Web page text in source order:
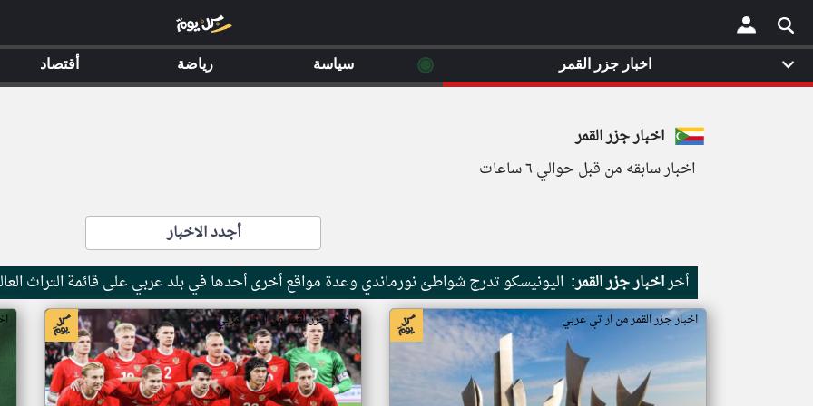
×
اخبار جزر القمر
اخبار سابقه من قبل حوالي ٦ ساعات
أجدد الاخبار
أخراخبار جزر القمر: اليونيسكو تدرج شواطئ نورماندي وعدة مواقع أخرى أحدها في بلد عربي على قائمة التراث
اخبار جزر القمر من ار تي عربي اخبار جزر القمر من ار تي عربي
اخبار جزر القمر ◉ سياسة رياضة أقتصاد